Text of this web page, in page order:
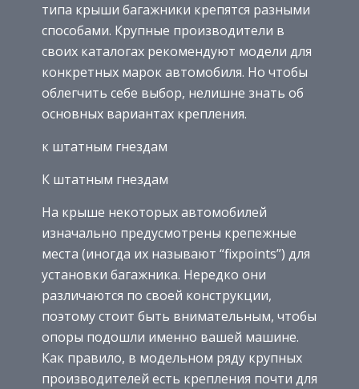
типа крыши багажники крепятся разными
способами. Крупные производители в
своих каталогах рекомендуют модели для
конкретных марок автомобиля. Но чтобы
облегчить себе выбор, нелишне знать об
основных вариантах крепления.
к штатным гнездам
К штатным гнездам
На крыше некоторых автомобилей
изначально предусмотрены крепежные
места (иногда их называют “fixpoints”) для
установки багажника. Нередко они
различаются по своей конструкции,
поэтому стоит быть внимательным, чтобы
опоры подошли именно вашей машине.
Как правило, в модельном ряду крупных
производителей есть крепления почти для